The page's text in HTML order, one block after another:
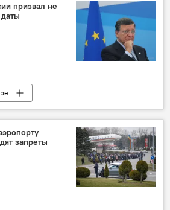
призвал не
Жозе Мануэл Баррозу
запреты